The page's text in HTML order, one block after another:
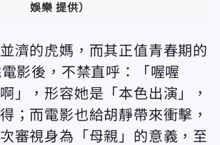
娛樂 提供）
濟的虎媽，而其正值青春期的
影後，不禁直呼：「喔喔
」，形容她是「本色出演」，
；而電影也給胡靜帶來衝擊，
審視身為「母親」的意義，至